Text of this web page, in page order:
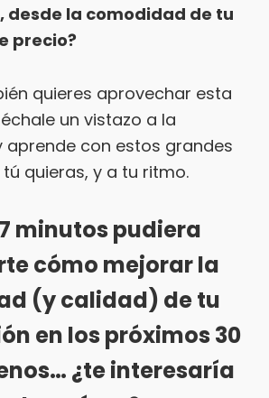
desde la comodidad de tu
precio?
quieres aprovechar esta
un vistazo a la
con estos grandes
quieras, y a tu ritmo.
minutos pudiera
cómo mejorar la
(y calidad) de tu
en los próximos 30
¿te interesaría